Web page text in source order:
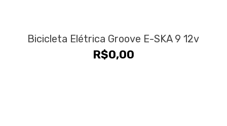
Bicicleta Elétrica Groove E-SKA 9 12v
R$0,00